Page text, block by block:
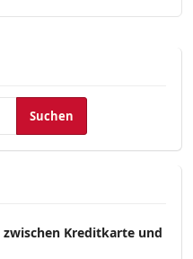
Kreditkarte und